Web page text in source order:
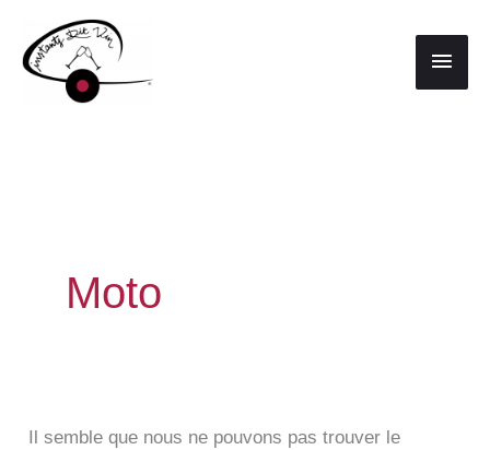
contenu
Moto
Il semble que nous ne pouvons pas trouver le